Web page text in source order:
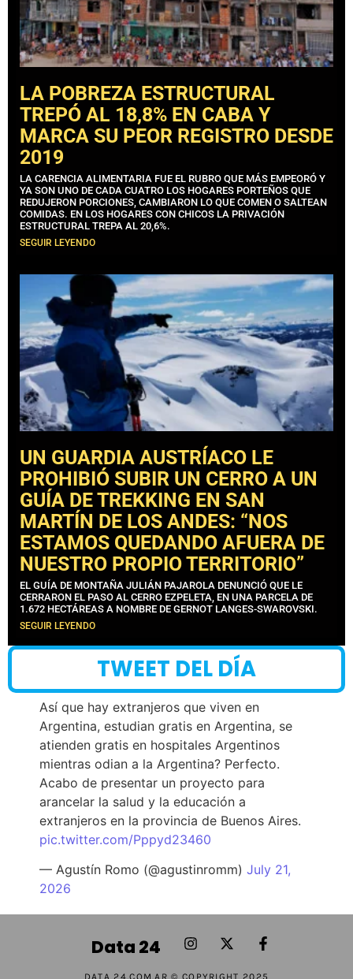
LA POBREZA ESTRUCTURAL
TREPÓ AL 18,8% EN CABA Y
MARCA SU PEOR REGISTRO DESDE
2019
LA CARENCIA ALIMENTARIA FUE EL RUBRO QUE MÁS EMPEORÓ Y
YA SON UNO DE CADA CUATRO LOS HOGARES PORTEÑOS QUE
REDUJERON PORCIONES, CAMBIARON LO QUE COMEN O SALTEAN
COMIDAS. EN LOS HOGARES CON CHICOS LA PRIVACIÓN
ESTRUCTURAL TREPA AL 20,6%.
SEGUIR LEYENDO
UN GUARDIA AUSTRÍACO LE
PROHIBIÓ SUBIR UN CERRO A UN
GUÍA DE TREKKING EN SAN
MARTÍN DE LOS ANDES: “NOS
ESTAMOS QUEDANDO AFUERA DE
NUESTRO PROPIO TERRITORIO”
EL GUÍA DE MONTAÑA JULIÁN PAJAROLA DENUNCIÓ QUE LE
CERRARON EL PASO AL CERRO EZPELETA, EN UNA PARCELA DE
1.672 HECTÁREAS A NOMBRE DE GERNOT LANGES-SWAROVSKI.
SEGUIR LEYENDO
TWEET DEL DÍA
Así que hay extranjeros que viven en
Argentina, estudian gratis en Argentina, se
atienden gratis en hospitales Argentinos
mientras odian a la Argentina? Perfecto.
Acabo de presentar un proyecto para
arancelar la salud y la educación a
extranjeros en la provincia de Buenos Aires.
pic.twitter.com/Pppyd23460
— Agustín Romo (@agustinromm) July 21,
2026
Data 24
DATA 24.COM.AR © COPYRIGHT 2025